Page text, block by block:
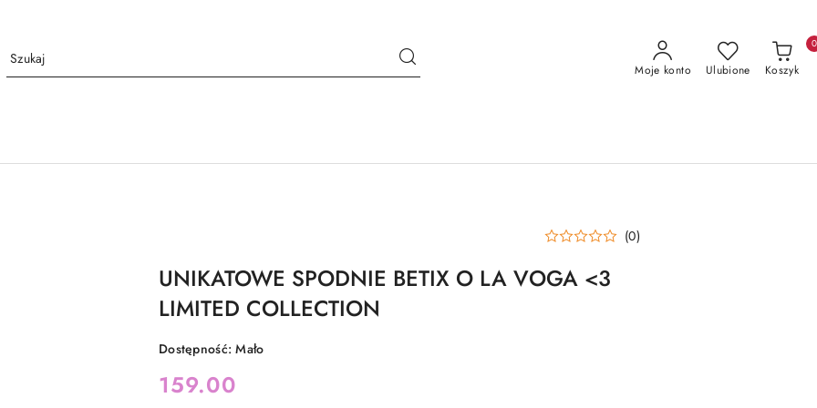
Moje konto Ulubione Koszyk
0
(0)
UNIKATOWE SPODNIE BETIX O LA VOGA <3
LIMITED COLLECTION
Dostępność:Mało
cena:
159.00